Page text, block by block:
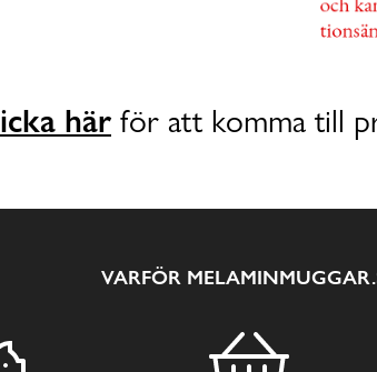
här för att komma till
VARFÖR